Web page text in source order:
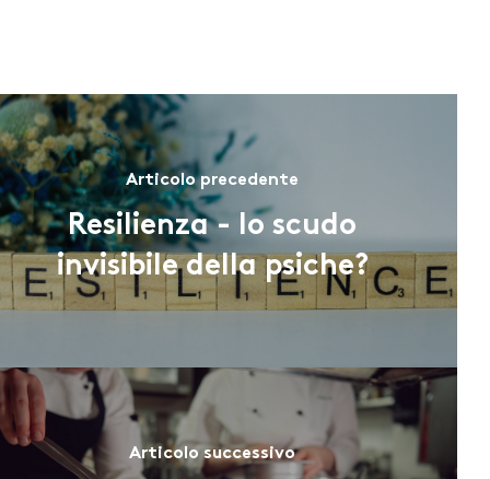
Articolo precedente
Resilienza - lo scudo
invisibile della psiche?
Articolo successivo